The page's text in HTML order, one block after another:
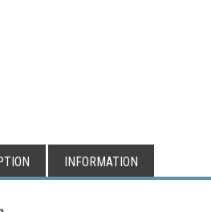
INFORMATION